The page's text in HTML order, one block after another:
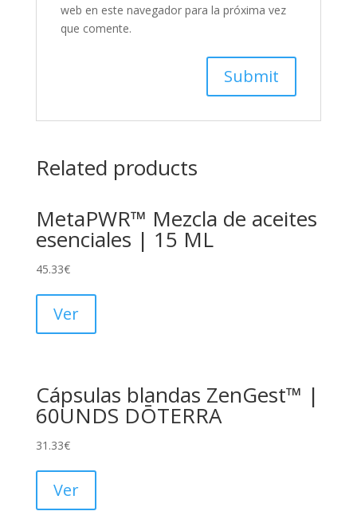
web en este navegador para la próxima vez
que comente.
Related products
MetaPWR™ Mezcla de aceites
esenciales | 15 ML
45.33€
Ver
Cápsulas blandas ZenGest™ |
60UNDS DŌTERRA
31.33€
Ver